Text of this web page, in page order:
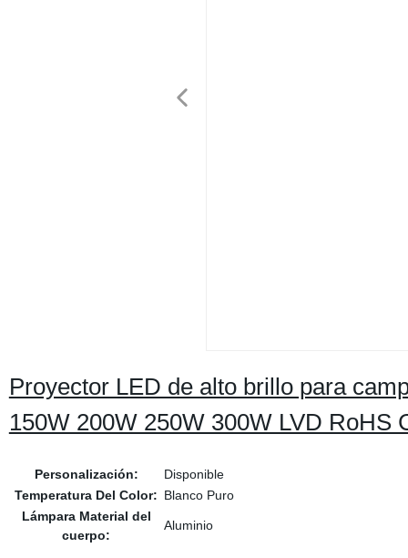
Proyector LED de alto brillo para
150W 200W 250W 300W LVD
Personalización:
Disponible
Temperatura Del Color: Blanco Puro
Lámpara Material del
cuerpo:
Aluminio